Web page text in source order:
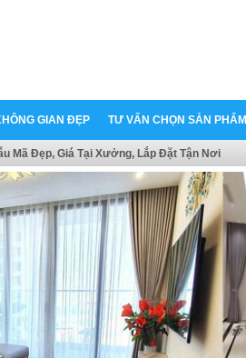
GIAN ĐẸP TƯ VẤN CHỌN SẢN PHẨM
Mã Đẹp, Giá Tại Xưởng, Lắp Đặt Tận Nơi